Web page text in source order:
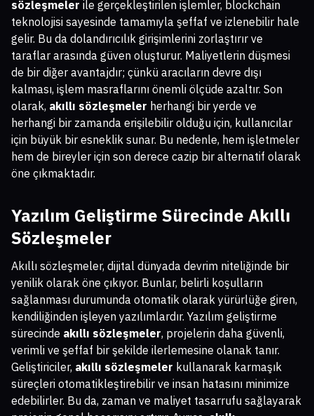
sözleşmeler ile gerçekleştirilen işlemler, blockchain
teknolojisi sayesinde tamamıyla şeffaf ve izlenebilir hale
gelir. Bu da dolandırıcılık girişimlerini zorlaştırır ve
taraflar arasında güven oluşturur. Maliyetlerin düşmesi
de bir diğer avantajdır; çünkü aracıların devre dışı
kalması, işlem masraflarını önemli ölçüde azaltır. Son
olarak, akıllı sözleşmeler herhangi bir yerde ve
herhangi bir zamanda erişilebilir olduğu için, kullanıcılar
için büyük bir esneklik sunar. Bu nedenle, hem işletmeler
hem de bireyler için son derece cazip bir alternatif olarak
öne çıkmaktadır.
Yazılım Geliştirme Sürecinde Akıllı
Sözleşmeler
Akıllı sözleşmeler, dijital dünyada devrim niteliğinde bir
yenilik olarak öne çıkıyor. Bunlar, belirli koşulların
sağlanması durumunda otomatik olarak yürürlüğe giren,
kendiliğinden işleyen yazılımlardır. Yazılım geliştirme
sürecinde akıllı sözleşmeler, projelerin daha güvenli,
verimli ve şeffaf bir şekilde ilerlemesine olanak tanır.
Geliştiriciler, akıllı sözleşmeler kullanarak karmaşık
süreçleri otomatikleştirebilir ve insan hatasını minimize
edebilirler. Bu da, zaman ve maliyet tasarrufu sağlayarak